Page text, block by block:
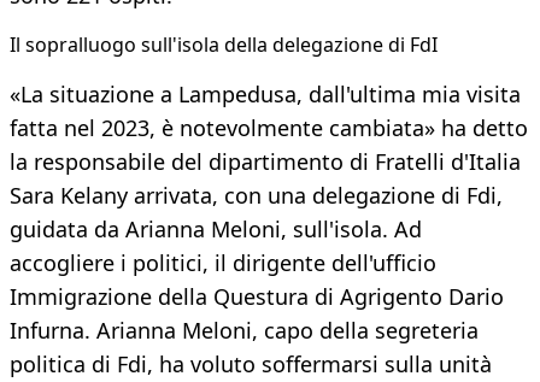
Il sopralluogo sull'isola della delegazione di FdI
«La situazione a Lampedusa, dall'ultima mia visita
fatta nel 2023, è notevolmente cambiata» ha detto
la responsabile del dipartimento di Fratelli d'Italia
Sara Kelany arrivata, con una delegazione di Fdi,
guidata da Arianna Meloni, sull'isola. Ad
accogliere i politici, il dirigente dell'ufficio
Immigrazione della Questura di Agrigento Dario
Infurna. Arianna Meloni, capo della segreteria
politica di Fdi, ha voluto soffermarsi sulla unità